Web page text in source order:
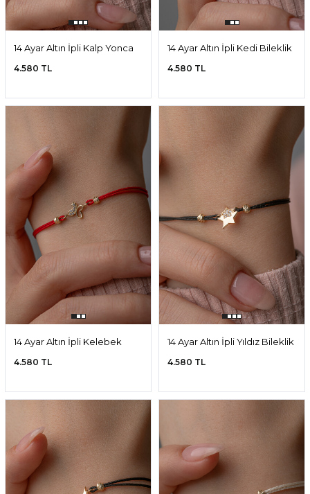
14 Ayar Altın İpli Kalp Yonca
4.580 TL
14 Ayar Altın İpli Kedi Bileklik
4.580 TL
14 Ayar Altın İpli Kelebek
4.580 TL
14 Ayar Altın İpli Yıldız Bileklik
4.580 TL